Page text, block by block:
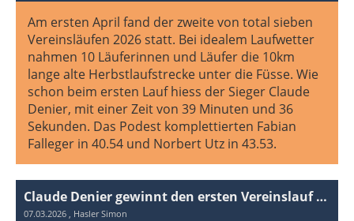
Am ersten April fand der zweite von total sieben
Vereinsläufen 2026 statt. Bei idealem Laufwetter
nahmen 10 Läuferinnen und Läufer die 10km
lange alte Herbstlaufstrecke unter die Füsse. Wie
schon beim ersten Lauf hiess der Sieger Claude
Denier, mit einer Zeit von 39 Minuten und 36
Sekunden. Das Podest komplettierten Fabian
Falleger in 40.54 und Norbert Utz in 43.53.
Claude Denier gewinnt den ersten Vereinslauf 2026!
07.03.2026 , Hasler Simon